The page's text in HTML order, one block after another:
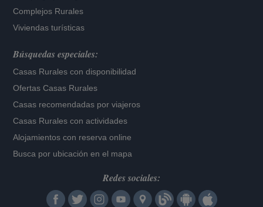
Complejos Rurales
Viviendas turísticas
Búsquedas especiales:
Casas Rurales con disponibilidad
Ofertas Casas Rurales
Casas recomendadas por viajeros
Casas Rurales con actividades
Alojamientos con reserva online
Busca por ubicación en el mapa
Redes sociales: